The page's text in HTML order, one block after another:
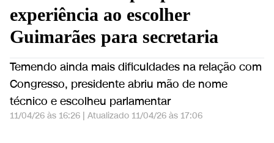
experiência ao escolher
Guimarães para secretaria
Temendo ainda mais dificuldades na relação com
Congresso, presidente abriu mão de nome
técnico e escolheu parlamentar
11/04/26 às 16:26 | Atualizado 11/04/26 às 17:06